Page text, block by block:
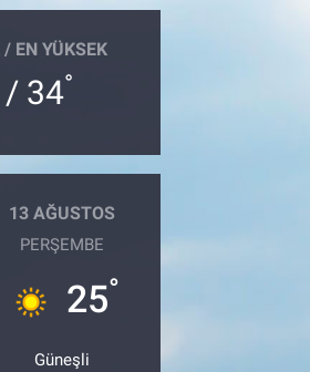
/ EN YÜKSEK
/ 34°
13 AĞUSTOS
PERŞEMBE
25°
Güneşli